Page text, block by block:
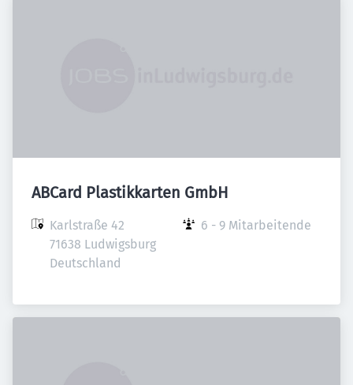
ABCard Plastikkarten GmbH
Karlstraße 42
71638 Ludwigsburg
Deutschland
6 - 9 Mitarbeitende